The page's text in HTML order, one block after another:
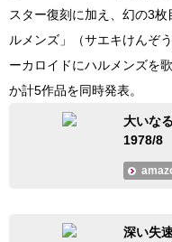
スター復刻に加え、幻の3
ルメンズ」（サエキけんぞ
ーカロイドにハルメンズを
か計5作品を同時発表。
大いな
1978/8
深い失